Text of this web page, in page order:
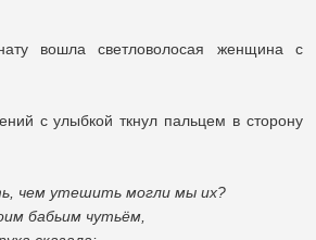
вошла светловолосая женщина с
с улыбкой ткнул пальцем в сторону
чем утешить могли мы их?
бабьим чутьём,